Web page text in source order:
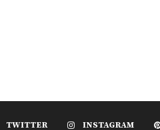
TWITTER INSTAGRAM